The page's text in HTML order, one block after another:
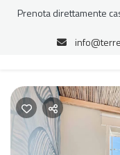
Prenota direttamente